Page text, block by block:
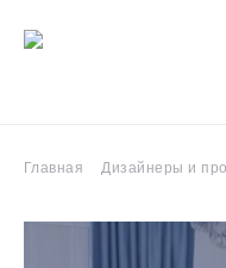
Главная Дизайнеры и